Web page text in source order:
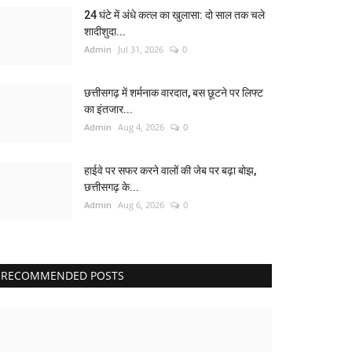
24 घंटे में अंधे कत्ल का खुलासा: दो साल तक चले
शादीशुदा...
Admin Jul 31, 2026 0
छत्तीसगढ़ में शर्मनाक वारदात, बस छूटने पर लिफ्ट
का इंतजार...
Admin Aug 4, 2026 0
हाईवे पर सफर करने वालों की जेब पर बढ़ा बोझ,
छत्तीसगढ़ के...
Admin Aug 6, 2026 0
RECOMMENDED POSTS